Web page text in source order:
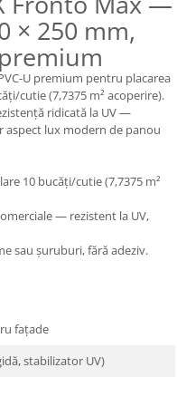
× 250 mm,
U premium pentru placarea
cutie (7,7375 m² acoperire).
ridicată la UV —
aspect lux modern de panou
10 bucăți/cutie (7,7375 m²
— rezistent la UV,
sau șuruburi, fără adeziv.
fațade
stabilizator UV)